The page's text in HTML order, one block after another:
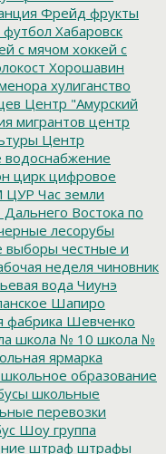
Фрейд фрукты
футбол Хабаровск
с мячом хоккей с
Хорошавин
хулиганство
Центр "Амурский
мигрантов центр
Центр
водоснабжение
цирк цифровое
ЦУР Час земли
Востока по
лесорубы
выборы честные и
неделя чиновник
вода Чиунэ
Шапиро
фабрика Шевченко
школа № 10 школа №
ярмарка
школьное образование
школьные
перевозки
Шоу группа
штраф штрафы